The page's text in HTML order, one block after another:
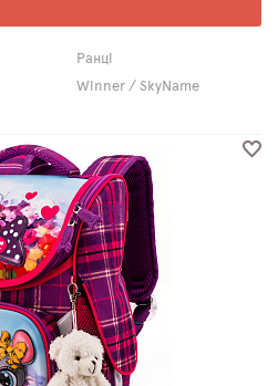
Ранці
Winner / SkyName